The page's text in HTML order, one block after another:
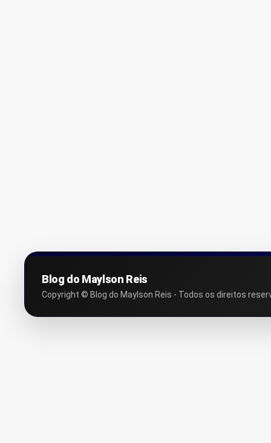
Blog do Maylson Reis
Copyright © Blog do Maylson Reis - Todos os direitos